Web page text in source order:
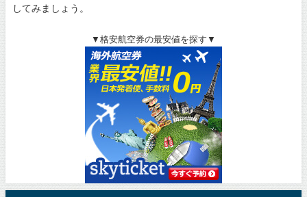
してみましょう。
▼格安航空券の最安値を探す▼